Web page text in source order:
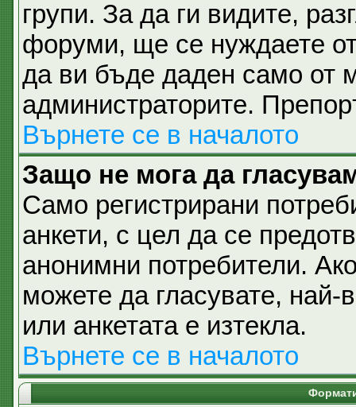
групи. За да ги видите,
форуми, ще се нуждаете
да ви бъде даден само от
администраторите.
Върнете се в началото
Защо не мога да
Само регистрирани
анкети, с цел да се
анонимни потребители.
можете да гласувате, най-
или анкетата е изтекла.
Върнете се в началото